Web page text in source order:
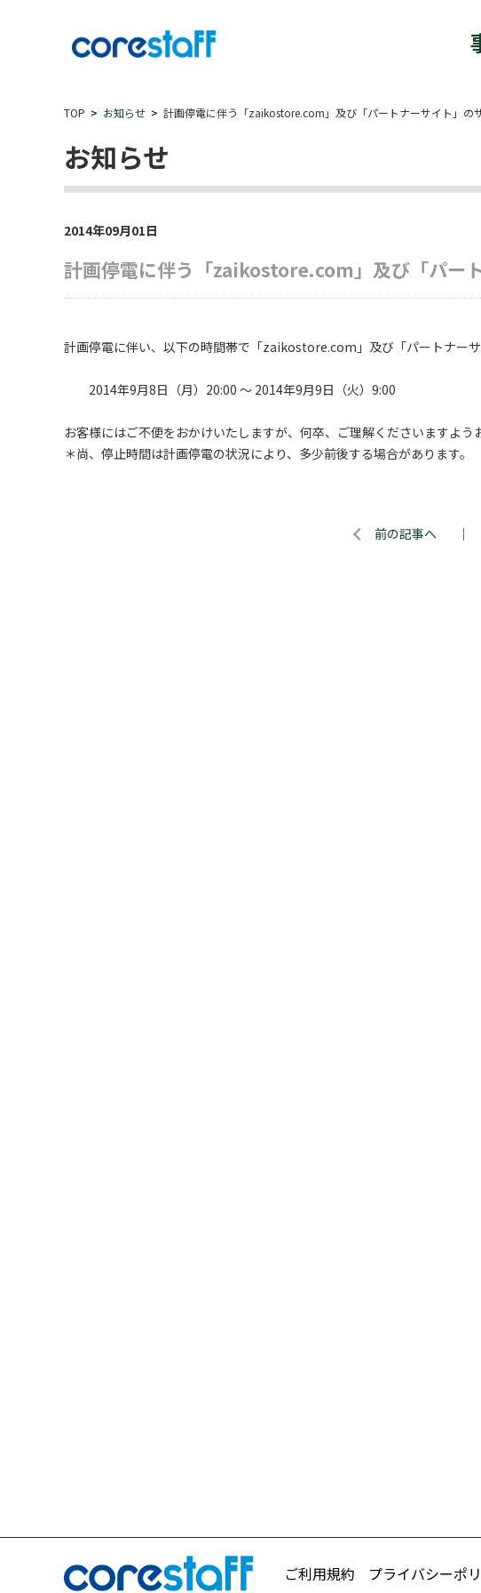
TOP お知らせ 計画停電に伴う「zaikostore.com」及び「パートナーサイト」の
お知らせ
2014年09月01日
計画停電に伴う「zaikostore.com」及び「パー
計画停電に伴い、以下の時間帯で「zaikostore.com」及び「パートナーサ
2014年9月8日（月）20:00 ～ 2014年9月9日（火）9:00
お客様にはご不便をおかけいたしますが、何卒、ご理解くださいますよう
＊尚、停止時間は計画停電の状況により、多少前後する場合があります。
前の記事へ ｜
ご利用規約 プライバシーポ